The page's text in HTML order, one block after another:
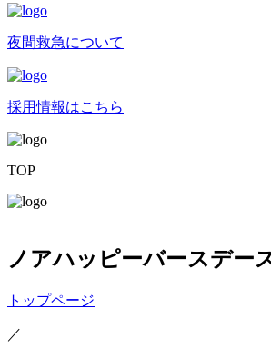
夜間救急について
採用情報はこちら
TOP
ノアハッピーバースデー
トップページ
／